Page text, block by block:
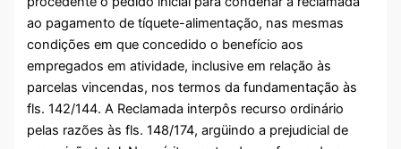
ao pagamento de tíquete-alimentação, nas mesmas
condições em que concedido o benefício aos
empregados em atividade, inclusive em relação às
parcelas vincendas, nos termos da fundamentação às
fls. 142/144. A Reclamada interpôs recurso ordinário
pelas razões às fls. 148/174, argüindo a prejudicial de